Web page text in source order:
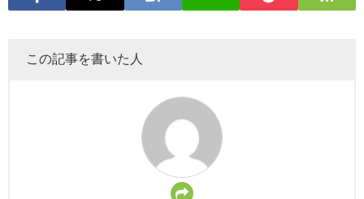
この記事を書いた人